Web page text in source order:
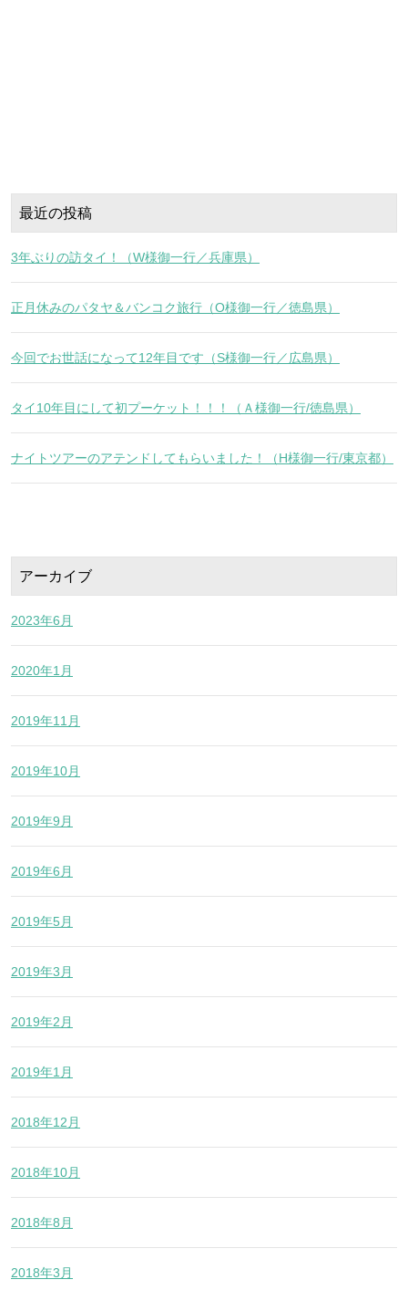
最近の投稿
3年ぶりの訪タイ！（W様御一行／兵庫県）
正月休みのパタヤ＆バンコク旅行（O様御一行／徳島県）
今回でお世話になって12年目です（S様御一行／広島県）
タイ10年目にして初プーケット！！！（Ａ様御一行/徳島県）
ナイトツアーのアテンドしてもらいました！（H様御一行/東京都）
アーカイブ
2023年6月
2020年1月
2019年11月
2019年10月
2019年9月
2019年6月
2019年5月
2019年3月
2019年2月
2019年1月
2018年12月
2018年10月
2018年8月
2018年3月